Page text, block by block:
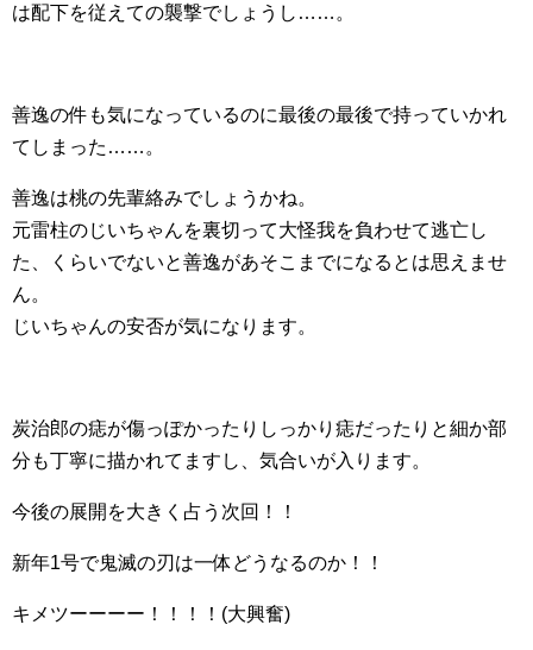
は配下を従えての襲撃でしょうし……。
善逸の件も気になっているのに最後の最後で持っていかれ
てしまった……。
善逸は桃の先輩絡みでしょうかね。
元雷柱のじいちゃんを裏切って大怪我を負わせて逃亡し
た、くらいでないと善逸があそこまでになるとは思えませ
ん。
じいちゃんの安否が気になります。
炭治郎の痣が傷っぽかったりしっかり痣だったりと細か部
分も丁寧に描かれてますし、気合いが入ります。
今後の展開を大きく占う次回！！
新年1号で鬼滅の刃は一体どうなるのか！！
キメツーーーー！！！！(大興奮)